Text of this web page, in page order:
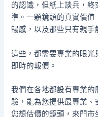
的認識，但紙上談兵，
準。一顆鏡頭的真實價
暢感，以及那些只有親手
這些，都需要專業的眼
即時的報價。
我們在各地都設有專業
驗，能為您提供最專業、
您想估價的鏡頭，來門